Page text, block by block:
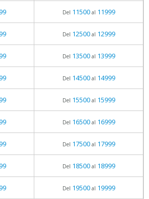
Del 11500al 11999
Del 12500al 12999
Del 13500al 13999
Del 14500al 14999
Del 15500al 15999
Del 16500al 16999
Del 17500al 17999
Del 18500al 18999
Del 19500al 19999